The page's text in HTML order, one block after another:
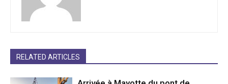
RELATED ARTICLES